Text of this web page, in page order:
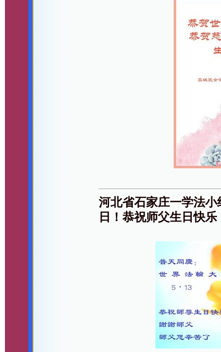
河北省石家庄一学法
日！恭祝师父生日快乐